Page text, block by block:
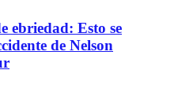
ebriedad: Esto se
de Nelson